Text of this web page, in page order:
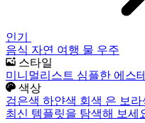
인기
음식 자연 여행 물 우주
스타일
미니멀리스트 심플한 에스
색상
검은색 하얀색 회색 은 보라
최신 템플릿을 탐색해 보세